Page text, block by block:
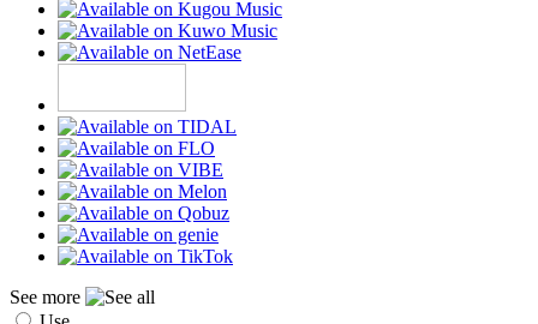
See more